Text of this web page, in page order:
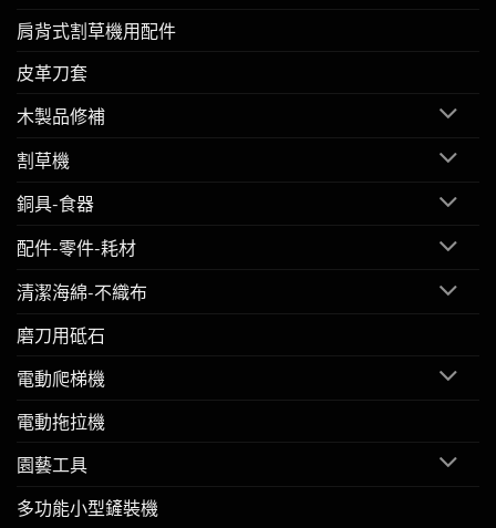
肩背式割草機用配件
皮革刀套
木製品修補
割草機
銅具-食器
配件-零件-耗材
清潔海綿-不織布
磨刀用砥石
電動爬梯機
電動拖拉機
園藝工具
多功能小型鏟裝機